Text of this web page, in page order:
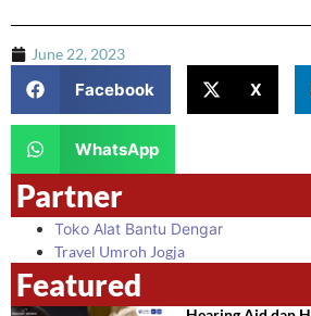
June 22, 2023
Facebook X
WhatsApp
Partner
Toko Alat Bantu Dengar
Travel Umroh Jogja
Featured